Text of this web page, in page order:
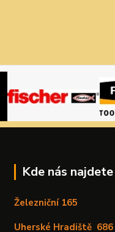
Kde nás najdete
Železniční 165
Uherské Hradiště